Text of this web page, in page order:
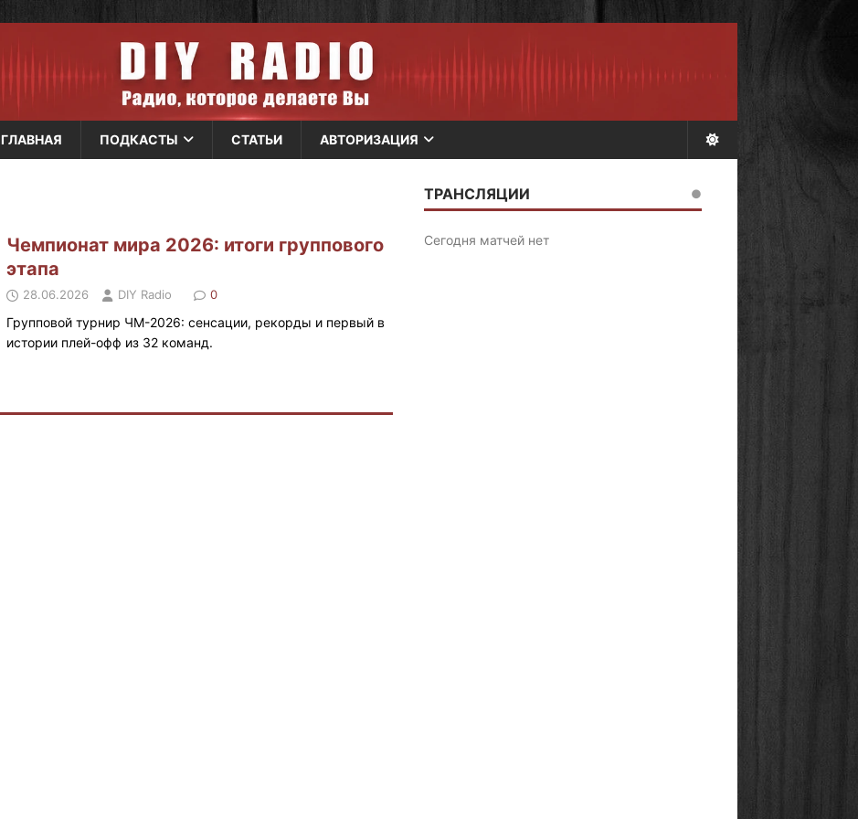
ГЛАВНАЯ ПОДКАСТЫ СТАТЬИ АВТОРИЗАЦИЯ
Чемпионат мира 2026: итоги группового
этапа
28.06.2026 DIY Radio 0
Групповой турнир ЧМ-2026: сенсации, рекорды и первый в
истории плей-офф из 32 команд.